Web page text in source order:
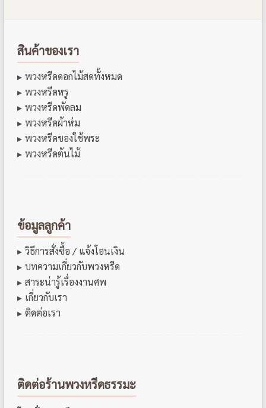
สินค้าของเรา
พวงหรีดดอกไม้สดทั้งหมด
พวงหรีดหรู
พวงหรีดพัดลม
พวงหรีดผ้าห่ม
พวงหรีดของใช้พระ
พวงหรีดต้นไม้
ข้อมูลลูกค้า
วิธีการสั่งซื้อ / แจ้งโอนเงิน
บทความเกี่ยวกับพวงหรีด
สาระน่ารู้เรื่องงานศพ
เกี่ยวกับเรา
ติดต่อเรา
ติดต่อร้านพวงหรีดธรรมะ